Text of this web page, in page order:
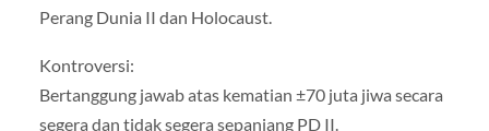
Perang Dunia II dan Holocaust.
Kontroversi:
Bertanggung jawab atas kematian ±70 juta jiwa secara
segera dan tidak segera sepanjang PD II.